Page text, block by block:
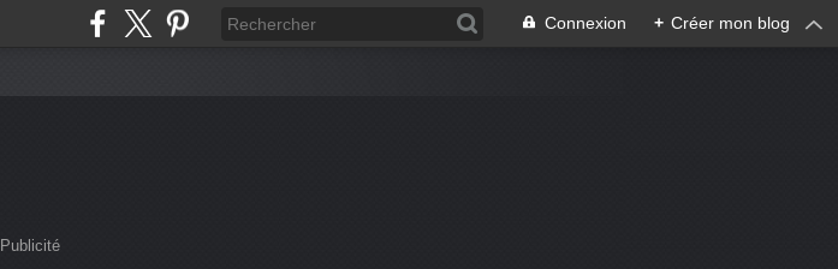
Connexion + Créer mon blog
Publicité